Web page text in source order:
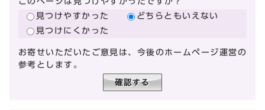
見つけやすかった
どちらともいえない
見つけにくかった
お寄せいただいたご意見は、今後のホームページ運営の
参考とします。